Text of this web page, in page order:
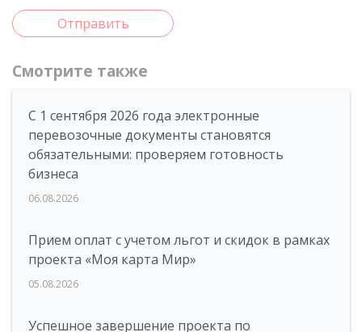
Отправить
Смотрите также
С 1 сентября 2026 года электронные
перевозочные документы становятся
обязательными: проверяем готовность
бизнеса
06.08.2026
Прием оплат с учетом льгот и скидок в рамках
проекта «Моя карта Мир»
05.08.2026
Успешное завершение проекта по